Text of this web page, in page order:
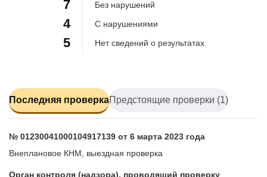
7
4
5
Без нарушений
С нарушениями
Нет сведений о результатах
Последняя проверкаПредстоящие проверки (1)
№ 01230041000104917139 от 6 марта 2023 года
Внеплановое КНМ, выездная проверка
Орган контроля (надзора), проводящий проверку